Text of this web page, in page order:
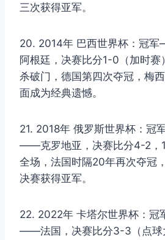
三次获得亚军。
20. 2014年 巴西世界杯：冠
阿根廷，决赛比分1-0（加时赛
杀破门，德国第四次夺冠，梅
面成为经典遗憾。
21. 2018年 俄罗斯世界杯：
——克罗地亚，决赛比分4-2，
全场，法国时隔20年再次夺冠
决赛获得亚军。
22. 2022年 卡塔尔世界杯：
——法国，决赛比分3-3（点球